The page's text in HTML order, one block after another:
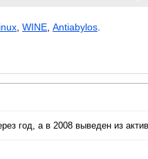
WINE Antiabylos
год, а в 2008 выведен из